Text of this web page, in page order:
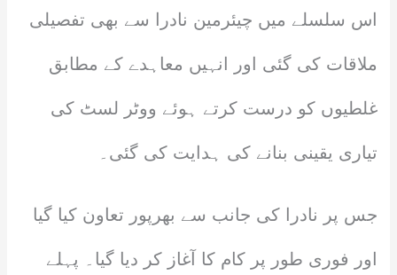
اس سلسلے میں چیئرمین نادرا سے بھی تفصیلی
ملاقات کی گئی اور انہیں معاہدے کے مطابق
غلطیوں کو درست کرتے ہوئے ووٹر لسٹ کی
تیاری یقینی بنانے کی ہدایت کی گئی۔
جس پر نادرا کی جانب سے بھرپور تعاون کیا گیا
اور فوری طور پر کام کا آغاز کر دیا گیا۔ پہلے